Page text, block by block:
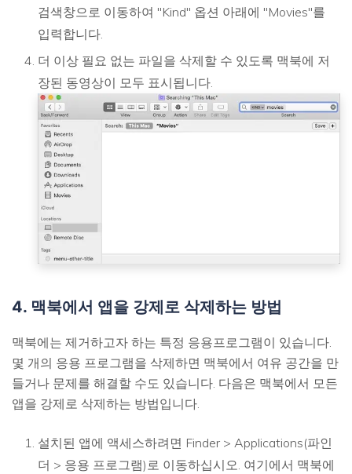
검색창으로 이동하여 "Kind" 옵션 아래에 "Movies"를
입력합니다.
더 이상 필요 없는 파일을 삭제할 수 있도록 맥북에 저
장된 동영상이 모두 표시됩니다.
4. 맥북에서 앱을 강제로 삭제하는 방법
맥북에는 제거하고자 하는 특정 응용프로그램이 있습니다.
몇 개의 응용 프로그램을 삭제하면 맥북에서 여유 공간을 만
들거나 문제를 해결할 수도 있습니다. 다음은 맥북에서 모든
앱을 강제로 삭제하는 방법입니다.
설치된 앱에 액세스하려면 Finder > Applications(파인
더 > 응용 프로그램)로 이동하십시오. 여기에서 맥북에